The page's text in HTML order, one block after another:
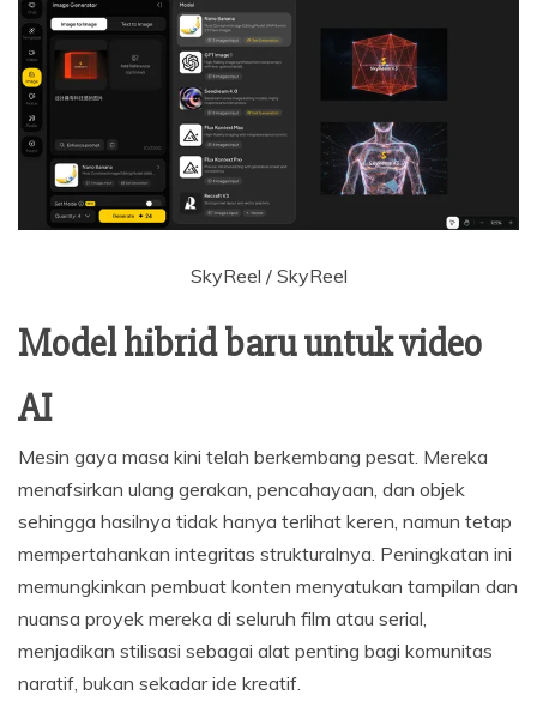
SkyReel / SkyReel
Model hibrid baru untuk video
AI
Mesin gaya masa kini telah berkembang pesat. Mereka
menafsirkan ulang gerakan, pencahayaan, dan objek
sehingga hasilnya tidak hanya terlihat keren, namun tetap
mempertahankan integritas strukturalnya. Peningkatan ini
memungkinkan pembuat konten menyatukan tampilan dan
nuansa proyek mereka di seluruh film atau serial,
menjadikan stilisasi sebagai alat penting bagi komunitas
naratif, bukan sekadar ide kreatif.